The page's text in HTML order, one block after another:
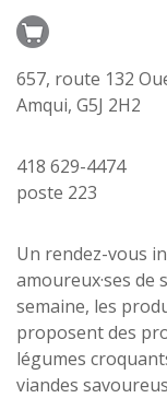
657, route 132
Amqui, G5J 2H2
418 629-4474
poste 223
Un rendez-vous
amoureux·ses de
semaine, les
proposent des
légumes
viandes